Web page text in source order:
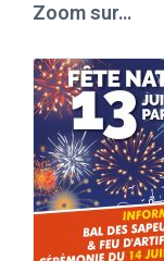
Zoom sur…